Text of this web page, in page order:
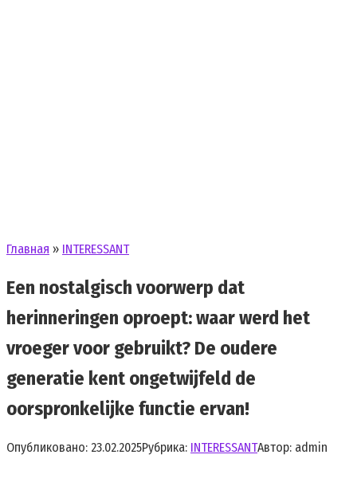
Главная » INTERESSANT
Een nostalgisch voorwerp dat
herinneringen oproept: waar werd het
vroeger voor gebruikt? De oudere
generatie kent ongetwijfeld de
oorspronkelijke functie ervan!
Опубликовано: 23.02.2025Рубрика: INTERESSANTАвтор: admin